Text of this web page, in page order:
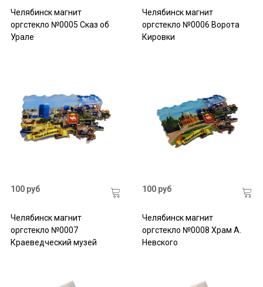
Челябинск магнит
оргстекло №0005 Сказ об
Урале
Челябинск магнит
оргстекло №0006 Ворота
Кировки
100 руб
Челябинск магнит
оргстекло №0007
Краеведческий музей
100 руб
Челябинск магнит
оргстекло №0008 Храм А.
Невского